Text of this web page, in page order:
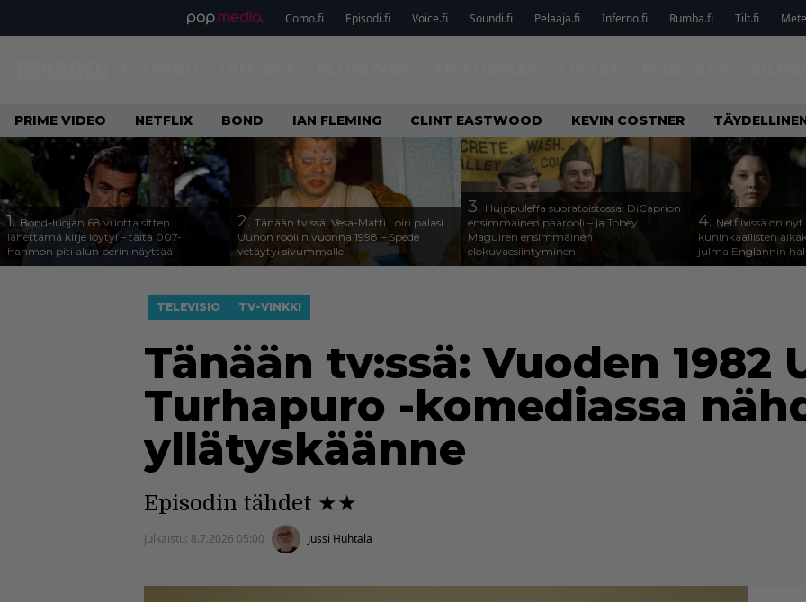
Como.fi Episodi.fi Voice.fi Soundi.fi Pelaaja.fi Inferno.fi Rumba.fi Tilt.fi
PRIME VIDEO NETFLIX BOND IAN FLEMING CLINT EASTWOOD KEVIN COSTNER
1. Bond-luojan 68 vuotta sitten
lähettämä kirje löytyi – tältä 007-
hahmon piti alun perin näyttää
2. Tänään tv:ssä: Vesa-Matti Loiri palasi
Uunon rooliin vuonna 1998 – Spede
vetäytyi sivummalle
3. Huippuleffa suoratoistossa: DiCaprion
ensimmäinen päärooli – ja Tobey
Maguiren ensimmäinen
elokuvaesiintyminen
4. Netflixissä on
kuninkaallisten
julma Englannin
TELEVISIO TV-VINKKI
Tänään tv:ssä: Vuoden 1982
Turhapuro -komediassa
yllätyskäänne
Episodin tähdet ★★
Julkaistu: 8.7.2026 05:00 Jussi Huhtala